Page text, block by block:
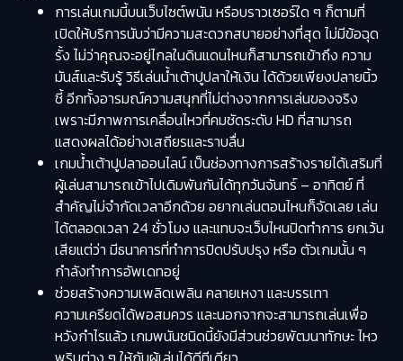
การเล่นเกมนี้บนเว็บไซต์พนัน หรือบราวเซอร์ใด ๆ ก็ตามที่
เปิดให้บริการนับว่ามีความสะดวกสบายอย่างที่สุด ไม่มีข้อฉุด
รั้ง ไม่ว่าคุณจะอยู่ไกลในดินแดนไหนก็สามารถเข้าถึง ความ
มันส์และรับรู้ วิธีเล่นน้ำเต้าปูปลาให้เงิน ได้ด้วยเพียงปลายนิ้ว
ชี้ อีกทั้งอารมณ์ความสนุกที่ไม่ต่างจากการเล่นของจริง
เพราะมีภาพการเคลื่อนไหวที่คมชัดระดับ HD ที่สามารถ
แสดงผลได้อย่างเสถียรและราบลื่น
เกมน้ำเต้าปูปลาออนไลน์ เป็นช่องทางการสร้างรายได้เสริมที่
ผู้เล่นสามารถเข้าไปเดิมพันกันได้ทุกวันจันทร์ – อาทิตย์ ที่
สำคัญไม่จำกัดเวลาอีกด้วย อยากเล่นตอนไหนก็จัดเลย เล่น
ได้ตลอดเวลา 24 ชั่วโมง และแทบจะเว็บไหนปิดทำการ ยกเว้น
เสียแต่ว่า มีธนาคารที่ทำการปิดปรับปรุง หรือ ตัวเกมนั้น ๆ
กำลังทำการอัพเดทอยู่
ช่วยสร้างความเพลิดเพลิน คลายเหงา และบรรเทา
ความเครียดได้พอสมควร และนอกจากจะสามารถเล่นเพื่อ
หวังกำไรแล้ว เกมพนันชนิดนี้ยังมีส่วนช่วยพัฒนาทักษะ ไหว